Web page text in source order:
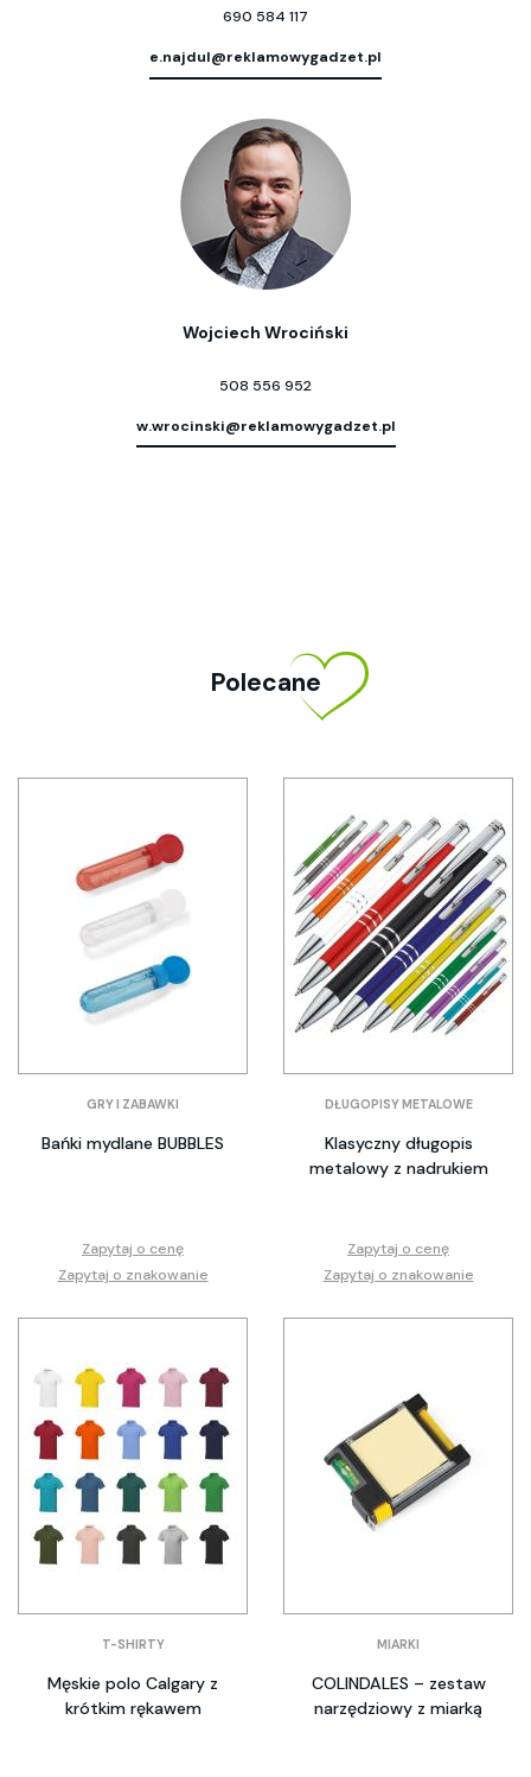
690 584 117
e.najdul@reklamowygadzet.pl
Wojciech Wrociński
508 556 952
w.wrocinski@reklamowygadzet.pl
Polecane
GRY I ZABAWKI
Bańki mydlane BUBBLES
Zapytaj o cenę
Zapytaj o znakowanie
DŁUGOPISY METALOWE
Klasyczny długopis
metalowy z nadrukiem
Zapytaj o cenę
Zapytaj o znakowanie
T-SHIRTY
Męskie polo Calgary z
krótkim rękawem
MIARKI
COLINDALES – zestaw
narzędziowy z miarką